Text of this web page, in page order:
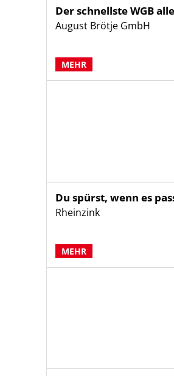
Der schnellste WGB
August Brötje GmbH
MEHR
Du spürst, wenn es
Rheinzink
MEHR